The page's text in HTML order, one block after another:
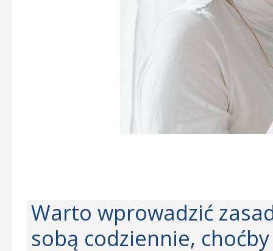
Warto wprowadzić
sobą codziennie,